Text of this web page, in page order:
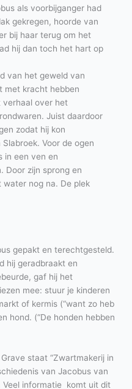
als voorbijganger had
gekregen, hoorde van
bij haar terug om het
hij dan toch het hart op
van het geweld van
met kracht hebben
verhaal over het
Juist daardoor
zodat hij kon
Voor de ogen
in een ven en
Door zijn sprong en
water nog na. De plek
gepakt en terechtgesteld.
hij geradbraakt en
gaf hij het
mee: stuur je kinderen
of kermis (“want zo heb
hond. (“De honden hebben
staat “Zwartmakerij in
van Jacobus van
Veel informatie komt uit dit